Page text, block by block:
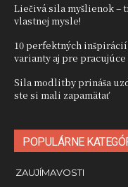
Liečivá sila myšlienok –
vlastnej mysle!
10 perfektných
varianty aj pre pracujúce
Sila modlitby prináša
ste si mali zapamätať
POPULÁRNE
ZAUJÍMAVOSTI